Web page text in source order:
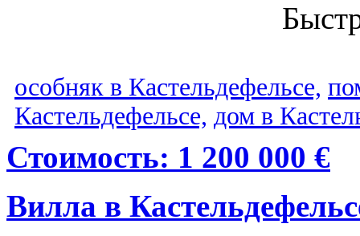
особняк в Кастельдефельсе,
Кастельдефельсе, дом в
Стоимость: 1 200 000 €
Вилла в